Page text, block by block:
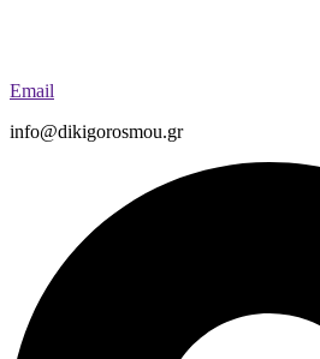
Email
info@dikigorosmou.gr